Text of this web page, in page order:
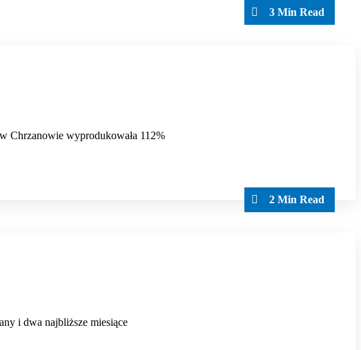
3 Min Read
Chrzanowie wyprodukowała 112%
2 Min Read
i dwa najbliższe miesiące